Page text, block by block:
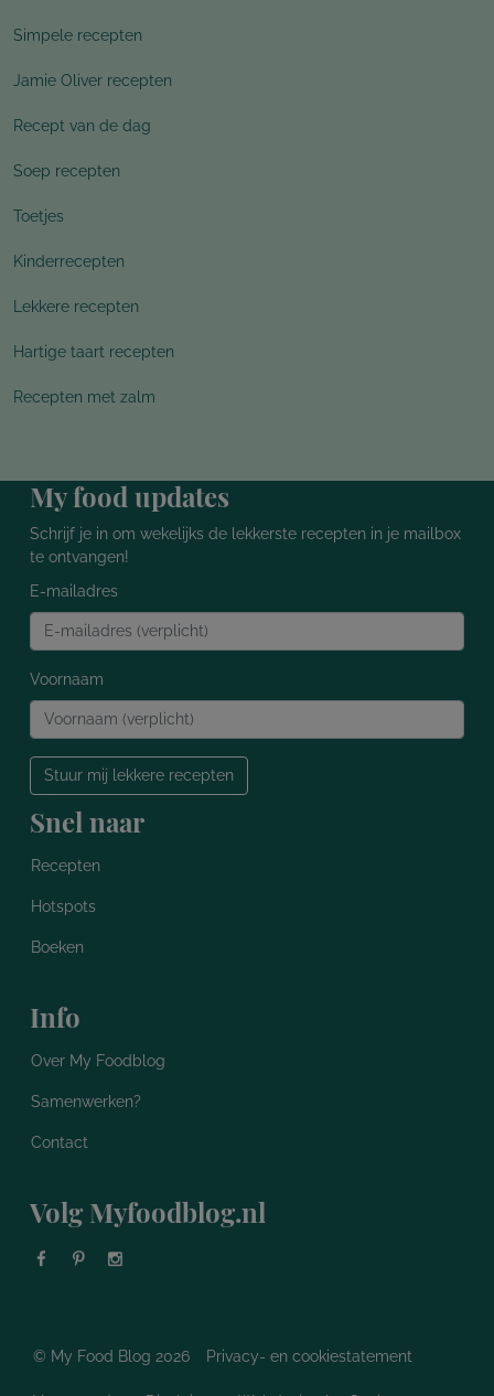
Simpele recepten
Jamie Oliver recepten
Recept van de dag
Soep recepten
Toetjes
Kinderrecepten
Lekkere recepten
Hartige taart recepten
Recepten met zalm
My food updates
Schrijf je in om wekelijks de lekkerste recepten in je mailbox
te ontvangen!
E-mailadres
Voornaam
Stuur mij lekkere recepten
Snel naar
Recepten
Hotspots
Boeken
Info
Over My Foodblog
Samenwerken?
Contact
Volg Myfoodblog.nl
© My Food Blog 2026 Privacy- en cookiestatement